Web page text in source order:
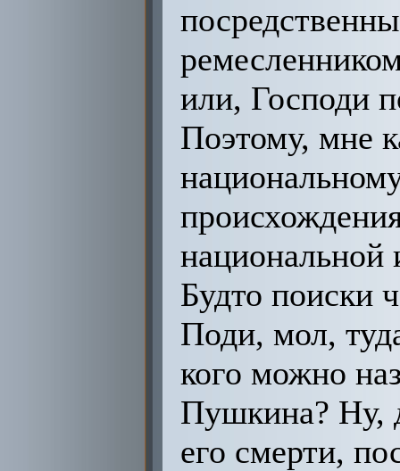
или, Господи
Поэтому, мне
национальной
Будто поиски
Поди, мол,
кого можно
Пушкина? Ну,
его смерти,